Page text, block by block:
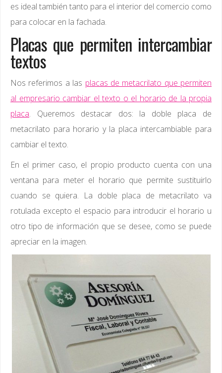
es ideal también tanto para el interior del comercio como
para colocar en la fachada.
Placas que permiten intercambiar
textos
Nos referimos a las placas de metacrilato que permiten
al empresario cambiar el texto o el horario de la propia
placa. Queremos destacar dos: la doble placa de
metacrilato para horario y la placa intercambiable para
cambiar el texto.
En el primer caso, el propio producto cuenta con una
ventana para meter el horario que permite sustituirlo
cuando se quiera. La doble placa de metacrilato va
rotulada excepto el espacio para introducir el horario u
otro tipo de información que se desee, como se puede
apreciar en la imagen.